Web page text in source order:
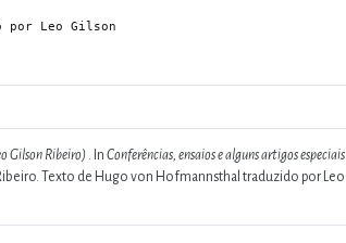
Gilson Ribeiro) . InConferências, ensaios e alguns artigos especiais
Texto de Hugo von Hofmannsthal traduzido por Leo